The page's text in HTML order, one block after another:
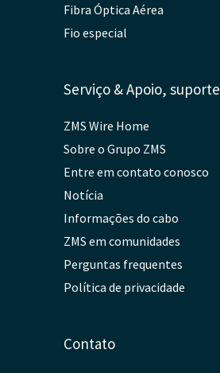
Fibra Óptica Aérea
Fio especial
Serviço & Apoio, suporte
ZMS Wire Home
Sobre o Grupo ZMS
Entre em contato conosco
Notícia
Informações do cabo
ZMS em comunidades
Perguntas frequentes
Política de privacidade
Contato